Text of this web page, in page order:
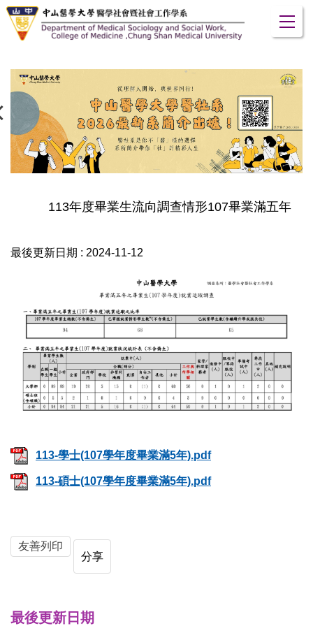
跳
到
容
區
113年度畢業生流向調查情形107畢業滿五年
最後更新日期 : 2024-11-12
113-學士(107學年度畢業滿5年).pdf
113-碩士(107學年度畢業滿5年).pdf
友善列印
分享
最後更新日期